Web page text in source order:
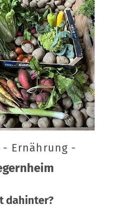
Ernährung -
dahinter?